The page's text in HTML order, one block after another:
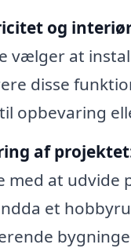
og
vælger at
disse
opbevaring
af
med at udvide
et